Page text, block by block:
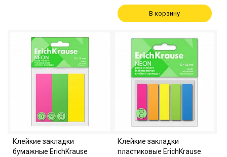
В корзину
Клейкие закладки
бумажные ErichKrause
Клейкие закладки
пластиковые ErichKrause